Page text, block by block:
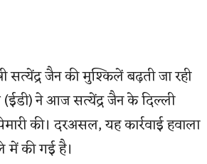
सत्येंद्र जैन की मुश्किलें बढ़ती जा रही
(ईडी) ने आज सत्येंद्र जैन के दिल्ली
की। दरअसल, यह कार्रवाई हवाला
में की गई है।